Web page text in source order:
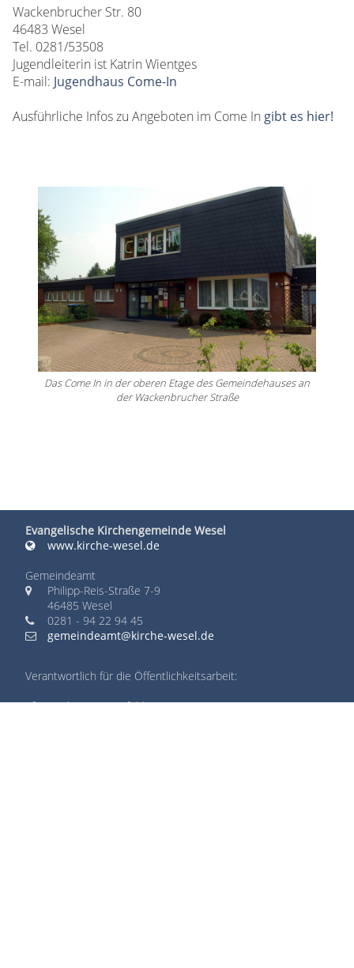
Wackenbrucher Str. 80
46483 Wesel
Tel. 0281/53508
Jugendleiterin ist Katrin Wientges
E-mail: Jugendhaus Come-In
Ausführliche Infos zu Angeboten im Come In gibt es hier!
Das Come In in der oberen Etage des Gemeindehauses an
der Wackenbrucher Straße
Evangelische Kirchengemeinde Wesel
www.kirche-wesel.de
Gemeindeamt
Philipp-Reis-Straße 7-9
46485 Wesel
0281 - 94 22 94 45
gemeindeamt@kirche-wesel.de
Verantwortlich für die Öffentlichkeitsarbeit:
Pfarrer Thomas Bergfeld